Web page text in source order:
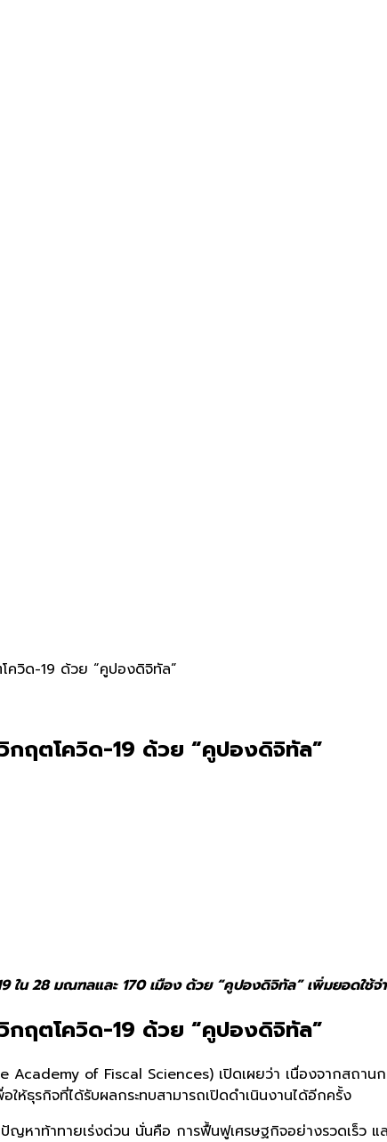
วิด-19 ด้วย “คูปองดิจิทัล”
ฤตโควิด-19 ด้วย “คูปองดิจิทัล”
น 28 มณฑลและ 170 เมือง ด้วย “คูปองดิจิทัล” เพิ่มยอดใช้จ่
ฤตโควิด-19 ด้วย “คูปองดิจิทัล”
Academy of Fiscal Sciences) เปิดเผยว่า เนื่องจากสถาน
ให้ธุรกิจที่ได้รับผลกระทบสามารถเปิดดำเนินงานได้อีกครั้ง
าท้าทายเร่งด่วน นั่นคือ การฟื้นฟูเศรษฐกิจอย่างรวดเร็ว แล